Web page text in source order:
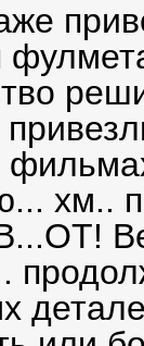
хм..